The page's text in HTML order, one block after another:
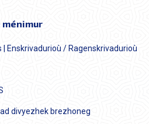
ménimur
Enskrivadurioù / Ragenskrivadurioù
divyezhek brezhoneg